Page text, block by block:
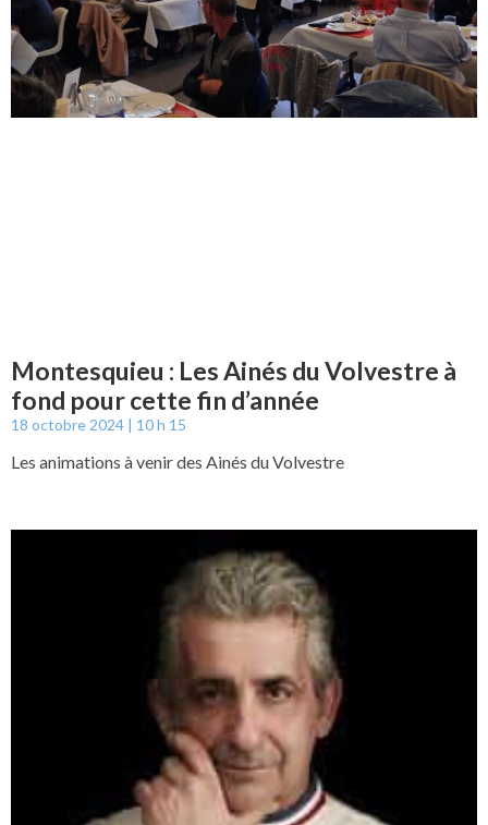
Montesquieu : Les Ainés du Volvestre à
fond pour cette fin d’année
18 octobre 2024 10 h 15
Les animations à venir des Ainés du Volvestre